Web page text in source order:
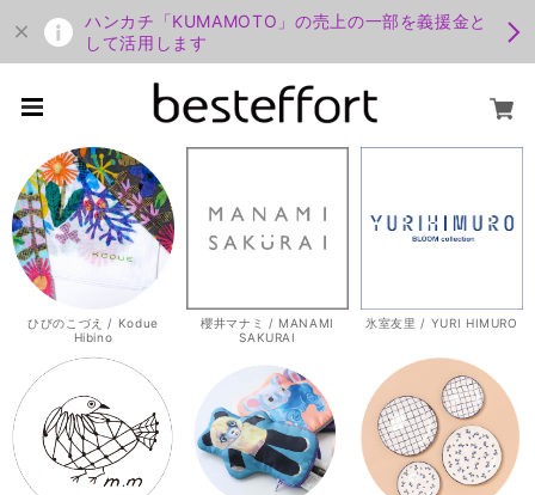
ハンカチ「KUMAMOTO」の売上の一部を義援金と
して活用します
ひびのこづえ / Kodue
Hibino
櫻井マナミ / MANAMI
SAKURAI
氷室友里 / YURI HIMURO